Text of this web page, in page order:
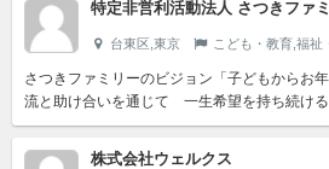
特定非営利活動法人 さつきファ
台東区,東京 こども・教育,福祉
さつきファミリーのビジョン「子どもからお
流と助け合いを通じて 一生希望を持ち続け
を目指して活動しています。さつきファミリ
株式会社ウェルクス